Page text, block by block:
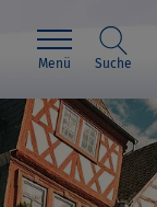
Menü Suche